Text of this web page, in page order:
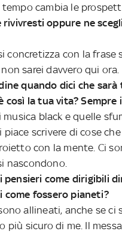
cambia le
oppure ne
concretizza con la frase
sarei davvero qui ora.
quando dici che
così la tua vita? Sempre
black e quelle
piace scrivere di cose
con la mente. Ci
nascondono.
come dirigibili
come fossero pianeti?
allineati, anche se
più sicuro di me. Il